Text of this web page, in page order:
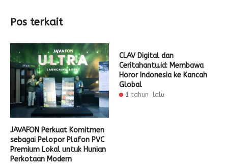
Pos terkait
JAVAFON Perkuat Komitmen
sebagai Pelopor Plafon PVC
Premium Lokal untuk Hunian
Perkotaan Modern
CLAV Digital dan
Ceritahantu.id: Membawa
Horor Indonesia ke Kancah
Global
1 tahun lalu